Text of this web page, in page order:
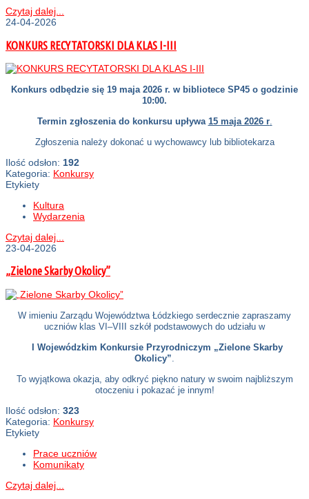
Czytaj dalej...
24-04-2026
KONKURS RECYTATORSKI DLA KLAS I-III
Konkurs odbędzie się 19 maja 2026 r. w bibliotece SP45 o godzinie
10:00.
Termin zgłoszenia do konkursu upływa 15 maja 2026 r.
Zgłoszenia należy dokonać u wychowawcy lub bibliotekarza
Ilość odsłon: 192
Kategoria: Konkursy
Etykiety
Kultura
Wydarzenia
Czytaj dalej...
23-04-2026
„Zielone Skarby Okolicy”
W imieniu Zarządu Województwa Łódzkiego serdecznie zapraszamy
uczniów klas VI–VIII szkół podstawowych do udziału w
I Wojewódzkim Konkursie Przyrodniczym „Zielone Skarby
Okolicy”
To wyjątkowa okazja, aby odkryć piękno natury w swoim najbliższym
otoczeniu i pokazać je innym!
Ilość odsłon: 323
Kategoria: Konkursy
Etykiety
Prace uczniów
Komunikaty
Czytaj dalej...